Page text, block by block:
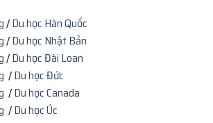
/Du học Hàn Quốc
/Du học Nhật Bản
/Du học Đài Loan
/Du học Đức
/Du học Canada
/Du học Úc